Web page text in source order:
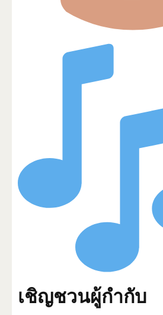
เชิญชวนผู้กำกับ